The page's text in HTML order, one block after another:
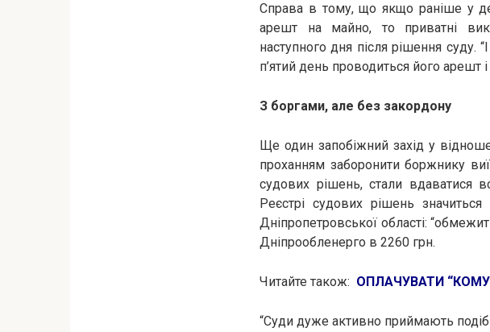
Справа в тому, що якщо раніше у
арешт на майно, то приватні
наступного дня після рішення
п’ятий день проводиться його арешт
З боргами, але без закордону
Ще один запобіжний захід у
проханням заборонити боржнику
судових рішень, стали вдаватися
Реєстрі судових рішень
Дніпропетровської області:
Дніпрообленерго в 2260 грн.
Читайте також: ОПЛАЧУВАТИ
“Суди дуже активно приймають